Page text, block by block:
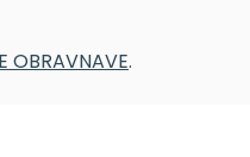
OBRAVNAVE.